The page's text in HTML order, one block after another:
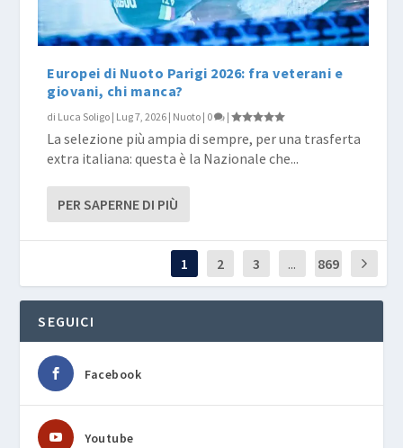
Europei di Nuoto Parigi 2026: fra veterani e
giovani, chi manca?
di Luca Soligo | Lug 7, 2026 | Nuoto | 0 |
La selezione più ampia di sempre, per una trasferta
extra italiana: questa è la Nazionale che...
PER SAPERNE DI PIÙ
1 2 3 ... 869
SEGUICI
Facebook
Youtube